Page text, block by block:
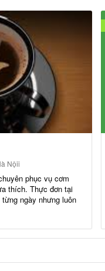
Nộii
phục vụ cơm
thích. Thực đơn tại
ngày nhưng luôn
dụng Appota: